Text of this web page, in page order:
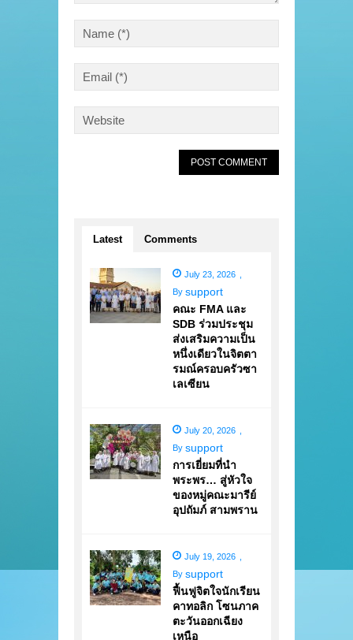
Latest Comments
July 23, 2026
By support
คณะ FMA และ
SDB ร่วมประชุม
ส่งเสริมความเป็น
หนึ่งเดียวในจิตตา
รมณ์ครอบครัวซา
เลเซียน
July 20, 2026
By support
การเยี่ยมที่นำ
พระพร… สู่หัวใจ
ของหมู่คณะมารีย์
อุปถัมภ์ สามพราน
July 19, 2026
By support
ฟื้นฟูจิตใจนักเรียน
คาทอลิก โซนภาค
ตะวันออกเฉียง
เหนือ